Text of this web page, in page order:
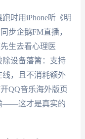
时用iPhone听《明
步企鹅FM直播，
生去看心理医
设备藩篱：支持
线，且不消耗额外
QQ音乐海外版页
——这才是真实的